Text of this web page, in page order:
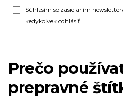
Súhlasím so zasielaním
kedykoľvek odhlásiť.
Prečo
prepravné